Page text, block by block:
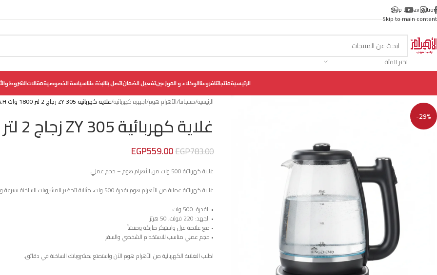
Skip to navigation
Skip to main content
اختر الفئة
الرئيسيةمنتجاتنافروعناالوكلاء و الموزعينتفعيل الضماناتصل بنانبذة عنناسياسة الخصوصيةمقالاتالشروط
-29%
الرئيسية/منتجاتنا/الأهرام هوم/اجهزة كهربائية/غلاية كهربائية ZY 305 زجاج 2 لتر 1800 وات A.H
غلاية كهربائية ZY 305 زجاج 2 لتر 1800 وات A.H
EGP783.00
EGP559.00
غلاية كهربائية 500 وات من الأهرام هوم – حجم عملي
غلاية كهربائية عملية من الأهرام هوم بقدرة 500 وات، مثالية لتحضير المشروبات الساخنة بسرعة وسهولة وتأتي مع نشرة عربي وعلامة عزل.
• القدرة: 500 وات
• الجهد: 220 فولت، 50 هرتز
• مع علامة عزل واستيكر ماركة ومنشأ
• حجم عملي مناسب للاستخدام الشخصي والسفر
اطلب الغلاية الكهربائية من الأهرام هوم الآن واستمتع بمشروباتك الساخنة في دقائق.